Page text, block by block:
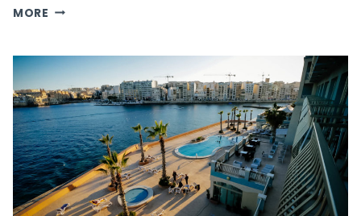
MORE A
MEDENCE
NYÍLIK
A
JFK
REPTÉR
TETŐTERASZÁN